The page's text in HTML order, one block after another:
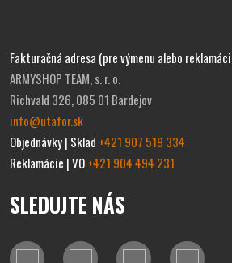
Fakturačná adresa (pre výmenu alebo
ARMYSHOP TEAM, s. r. o.
Richvald 326, 085 01 Bardejov
info@utafor.sk
Objednávky | Sklad +421 907 519 334
Reklamácie | VO+421 904 494 231
SLEDUJTE NÁS